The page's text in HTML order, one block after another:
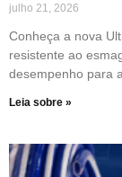
julho 21, 2026
Conheça a nova
resistente ao
desempenho para
Leia sobre »